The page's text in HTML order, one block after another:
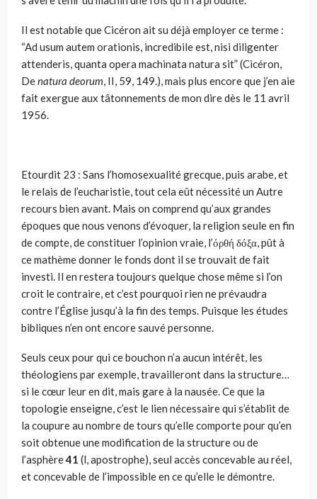
Il est notable que Cicéron ait su déjà employer ce terme :
“Ad usum autem orationis, incredibile est, nisi diligenter
attenderis, quanta opera machinata natura sit” (Cicéron,
Denatura deorum, II, 59, 149.), mais plus encore que j’en aie
fait exergue aux tâtonne­ments de mon dire dès le 11 avril
1956.
Etourdit 23 : Sans l’homosexualité grecque, puis arabe, et
le relais de l’eucha­ristie, tout cela eût nécessité un Autre
recours bien avant. Mais on comprend qu’aux grandes
époques que nous venons d’évoquer, la religion seule en fin
de compte, de constituer l’opinion vraie, l’όρθή δόξα, pût à
ce mathème donner le fonds dont il se trouvait de fait
investi. Il en restera toujours quelque chose même si l’on
croit le contraire, et c’est pourquoi rien ne prévaudra
contre l’Église jusqu’à la fin des temps. Puisque les études
bibliques n’en ont encore sauvé personne.
Seuls ceux pour qui ce bouchon n’a aucun intérêt, les
théolo­giens par exemple, travailleront dans la structure…
si le cœur leur en dit, mais gare à la nausée. Ce que la
topologie enseigne, c’est le lien nécessaire qui s’établit de
la coupure au nombre de tours qu’elle comporte pour qu’en
soit obtenue une modification de la structure ou de
l’asphère41 (l, apostrophe), seul accès concevable au réel,
et concevable de l’impossible en ce qu’elle le démontre.